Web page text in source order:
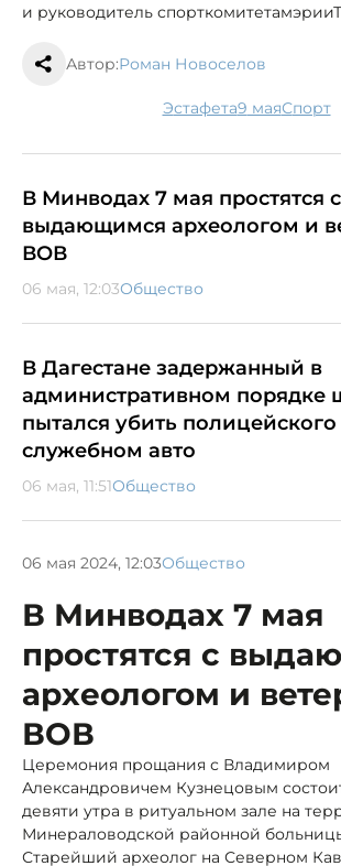
и руководитель спорткомитетамэрии
Автор:Роман Новоселов
эстафета 9 мая спорт
В Минводах 7 мая простятся с
выдающимся археологом и
ВОВ
06 мая, 12:03Общество
В Дагестане задержанный в
административном порядке
пытался убить полицейского
служебном авто
06 мая, 11:51Общество
06 мая 2024, 12:03Общество
В Минводах 7 мая
простятся с
археологом и
ВОВ
Церемония прощания с Владимиром
Александровичем Кузнецовым
девяти утра в ритуальном зале на
Минераловодской районной
Старейший археолог на Северном